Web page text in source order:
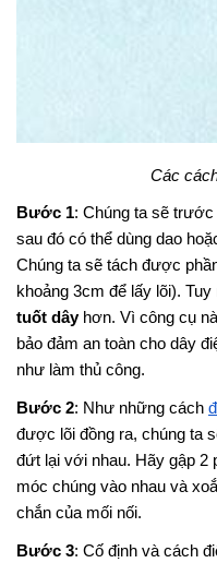
Các
Bước 1: Chúng ta sẽ trước
sau đó có thể dùng dao
Chúng ta sẽ tách được
khoảng 3cm để lấy lõi).
tuốt dây hơn. Vì công cụ
bảo đảm an toàn cho dây
như làm thủ công.
Bước 2: Như những cách
được lõi đồng ra, chúng ta
đứt lại với nhau. Hãy gập 2
móc chúng vào nhau và
chắn của mối nối.
Bước 3: Cố định và cách